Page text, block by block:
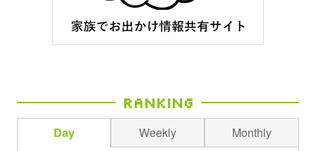
Ranking
Day Weekly Monthly